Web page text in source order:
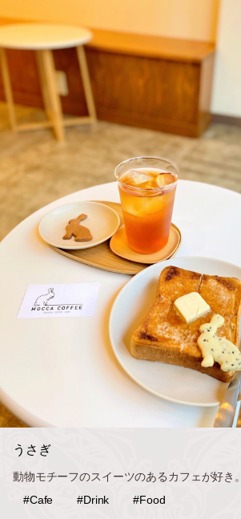
うさぎ
動物モチーフのスイーツのあるカフェが好き。
#Cafe
#Drink #Food